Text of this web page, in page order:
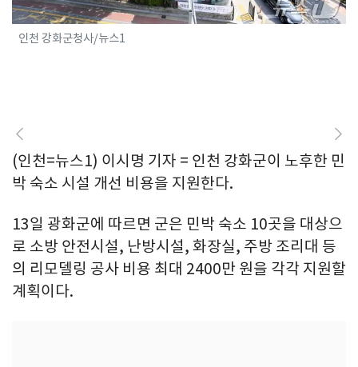
인천 강화군청사/뉴스1
(인천=뉴스1) 이시명 기자 = 인천 강화군이 노후한 민
박 숙소 시설 개선 비용을 지원한다.
13일 광화군에 따르면 군은 민박 숙소 10곳을 대상으
로 소방 안전시설, 난방시설, 화장실, 주방 조리대 등
의 리모델링 공사 비용 최대 2400만 원을 각각 지원할
계획이다.